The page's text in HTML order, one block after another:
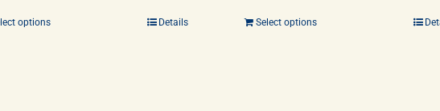
options Details Select options